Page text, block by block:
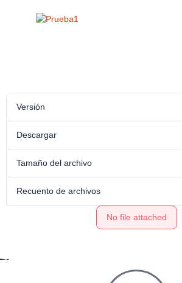
Versión
Descargar
Tamaño del archivo
Recuento de archivos
No file attached